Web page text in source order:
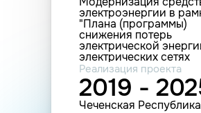
электроэнергии в
"Плана (программы)
снижения потерь
электрической
электрических сетях
Веденских РЭС АО
"Чеченэнерго"
3038 шт. приборов
Реализация проекта
2019 -
Чеченская Республика